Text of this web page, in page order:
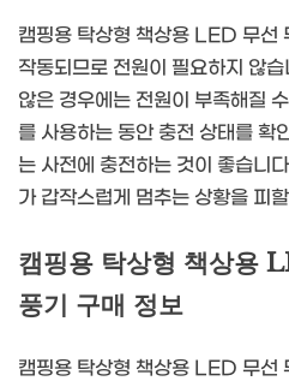
캠핑용 탁상형 책상용 LED 무선
작동되므로 전원이 필요하지 않
않은 경우에는 전원이 부족해질
를 사용하는 동안 충전 상태를 확
는 사전에 충전하는 것이 좋습니
가 갑작스럽게 멈추는 상황을 피
캠핑용 탁상형 책상용
풍기 구매 정보
캠핑용 탁상형 책상용 LED 무선